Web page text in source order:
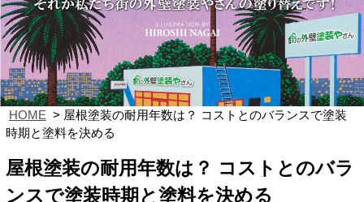
HOME
屋根塗装の耐用年数は？ コストとのバランスで塗装
時期と塗料を決める
屋根塗装の耐用年数は？ コストとのバラ
ンスで塗装時期と塗料を決める